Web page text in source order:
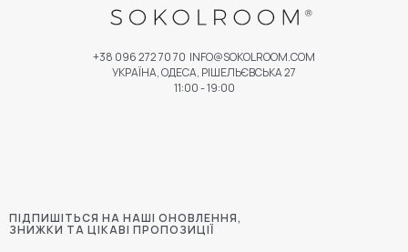
ПІДПИШІТЬСЯ НА НАШІ ОНОВЛЕННЯ,
ЗНИЖКИ ТА ЦІКАВІ ПРОПОЗИЦІЇ
+38 096 272 70 70 INFO@SOKOLROOM.COM
УКРАЇНА, ОДЕСА, РІШЕЛЬЄВСЬКА 27
11:00 - 19:00